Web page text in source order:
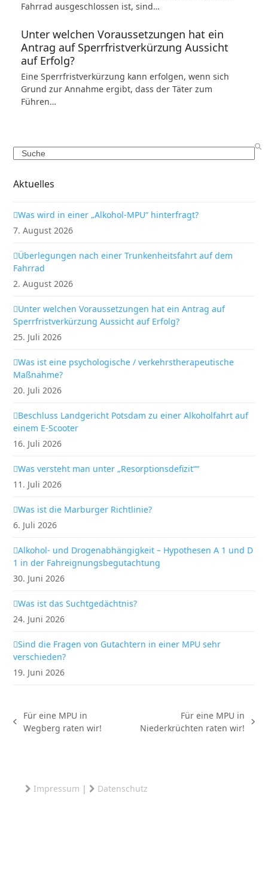
Fahrrad ausgeschlossen ist, sind…
Unter welchen Voraussetzungen hat ein
Antrag auf Sperrfristverkürzung Aussicht
auf Erfolg?
Eine Sperrfristverkürzung kann erfolgen, wenn sich
Grund zur Annahme ergibt, dass der Täter zum
Führen…
Search
Aktuelles
Was wird in einer „Alkohol-MPU“ hinterfragt?
7. August 2026
Überlegungen nach einer Trunkenheitsfahrt auf dem
Fahrrad
2. August 2026
Unter welchen Voraussetzungen hat ein Antrag auf
Sperrfristverkürzung Aussicht auf Erfolg?
25. Juli 2026
Was ist eine psychologische / verkehrstherapeutische
Maßnahme?
20. Juli 2026
Beschluss Landgericht Potsdam zu einer Alkoholfahrt auf
einem E-Scooter
16. Juli 2026
Was versteht man unter „Resorptionsdefizit““
11. Juli 2026
Was ist die Marburger Richtlinie?
6. Juli 2026
Alkohol- und Drogenabhängigkeit – Hypothesen A 1 und D
1 in der Fahreignungsbegutachtung
30. Juni 2026
Was ist das Suchtgedächtnis?
24. Juni 2026
Sind die Fragen von Gutachtern in einer MPU sehr
verschieden?
19. Juni 2026
vorheriger
Für eine MPU in
Wegberg raten wir!
Nächster
Für eine MPU in
Niederkrüchten raten wir!
Impressum | Datenschutz